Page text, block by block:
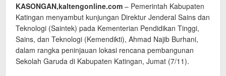
KASONGAN,kaltengonline.com – Pemerintah Kabupaten
Katingan menyambut kunjungan Direktur Jenderal Sains dan
Teknologi (Saintek) pada Kementerian Pendidikan Tinggi,
Sains, dan Teknologi (Kemendikti), Ahmad Najib Burhani,
dalam rangka peninjauan lokasi rencana pembangunan
Sekolah Garuda di Kabupaten Katingan, Jumat (7/11).